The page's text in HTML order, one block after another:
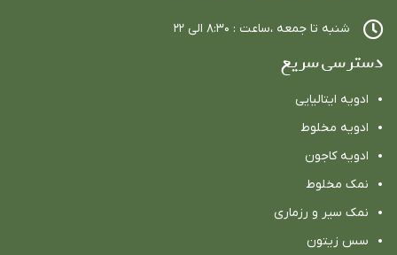
شنبه تا جمعه ،ساعت : ٨:٣٠ الي ٢٢
دسترسی سریع
ادویه ایتالیایی
ادویه مخلوط
ادویه كاجون
نمک مخلوط
نمک سیر و رزماری
سس زیتون